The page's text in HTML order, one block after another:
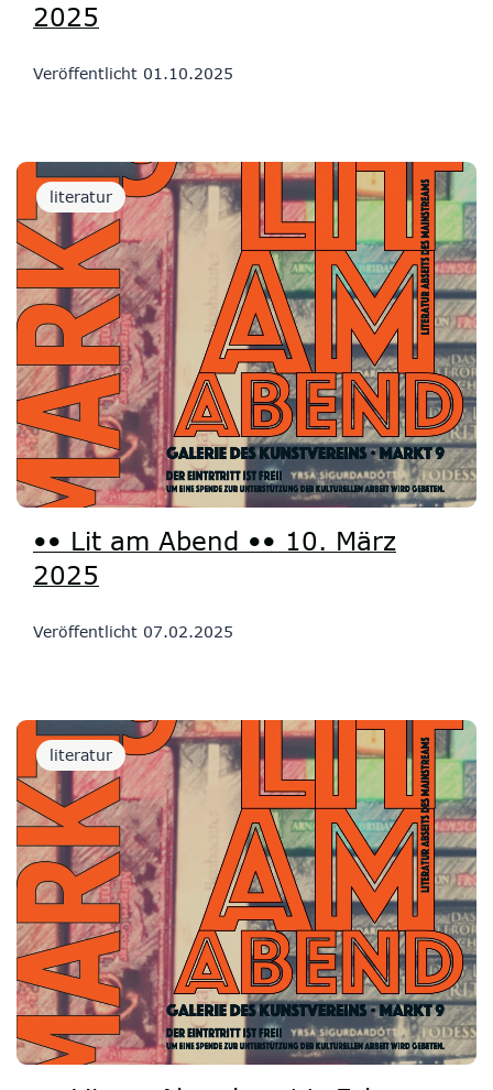
2025
Veröffentlicht 01.10.2025
literatur
•• Lit am Abend •• 10. März
2025
Veröffentlicht 07.02.2025
literatur